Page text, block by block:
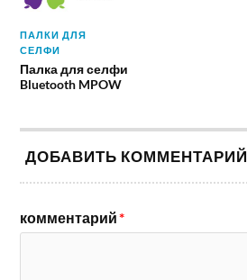
ПАЛКИ ДЛЯ
СЕЛФИ
Палка для селфи
Bluetooth MPOW
ДОБАВИТЬ КОММЕНТАРИЙ
комментарий*